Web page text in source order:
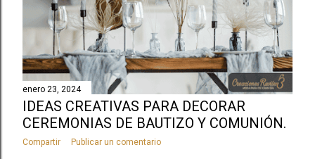
enero 23, 2024
IDEAS CREATIVAS PARA DECORAR
CEREMONIAS DE BAUTIZO Y COMUNIÓN.
Compartir Publicar un comentario